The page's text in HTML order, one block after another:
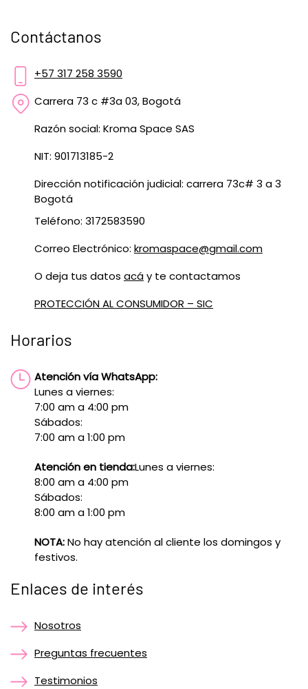
Contáctanos
+57 317 258 3590
Carrera 73 c #3a 03, Bogotá
Razón social: Kroma Space SAS
NIT: 901713185-2
Dirección notificación judicial: carrera 73c# 3 a 3
Bogotá
Teléfono: 3172583590
Correo Electrónico: kromaspace@gmail.com
O deja tus datos acáy te contactamos
PROTECCIÓN AL CONSUMIDOR – SIC
Horarios
Atención vía WhatsApp:
Lunes a viernes:
7:00 am a 4:00 pm
Sábados:
7:00 am a 1:00 pm
Atención en tienda:Lunes a viernes:
8:00 am a 4:00 pm
Sábados:
8:00 am a 1:00 pm
NOTA:No hay atención al cliente los domingos y
festivos.
Enlaces de interés
Nosotros
Preguntas frecuentes
Testimonios